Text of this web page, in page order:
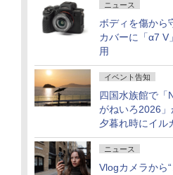
ニュース
ボディを傷から
カバーに「α7 V
用
イベント告知
四国水族館で「
がねいろ2026」
夕暮れ時にイル
ォーマンスを繰
ニュース
Vlogカメラから